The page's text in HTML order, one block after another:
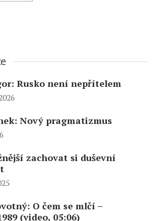
Rusko není nepřítelem
Nový pragmatizmus
zachovat si duševní
O čem se mlčí –
(video, 05:06)